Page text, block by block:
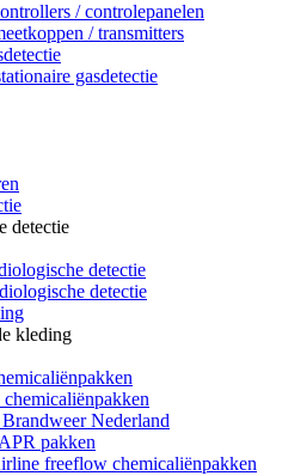
/ controlepanelen
/ transmitters
gasdetectie
detectie
detectie
detectie
kleding
Nederland
pakken
freeflow chemicaliënpakken